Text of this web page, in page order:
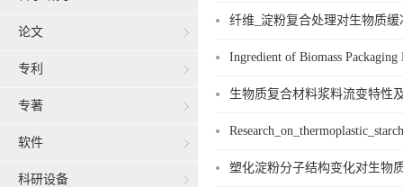
论文
专利
专著
软件
科研设备
纤维_淀粉复合处理对生物质
Ingredient of Biomass
生物质复合材料浆料流变特性
塑化淀粉分子结构变化对生物